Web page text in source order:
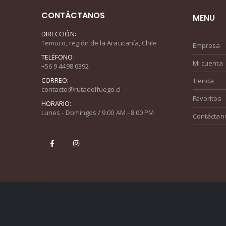
CONTÁCTANOS
DIRECCIÓN:
Temuco, región de la Araucanía, Chile
TELÉFONO:
+56 9 4498 6392
CORREO:
contacto@rutadelfuego.cl
HORARIO:
Lunes - Domingos / 9:00 AM - 8:00 PM
MENU
Empresa
Mi cuenta
Tienda
Favoritos